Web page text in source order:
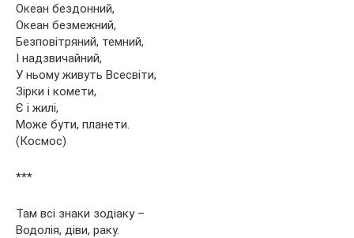
Океан бездонний,
Океан безмежний,
Безповітряний, темний,
І надзвичайний,
У ньому живуть Всесвіти,
Зірки і комети,
Є і жилі,
Може бути, планети.
(Космос)
***
Там всі знаки зодіаку –
Водолія, діви, раку.